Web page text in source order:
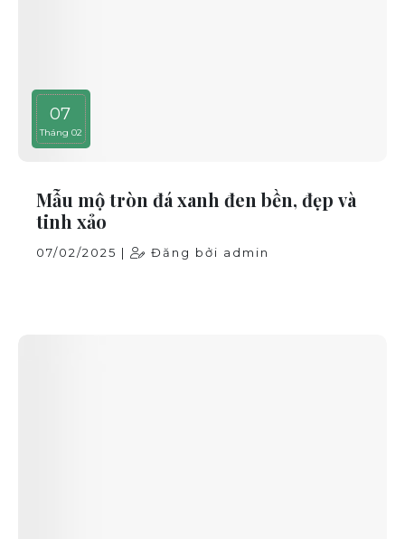
07
Tháng 02
Mẫu mộ tròn đá xanh đen bền, đẹp và
tinh xảo
07/02/2025 | Đăng bởi admin